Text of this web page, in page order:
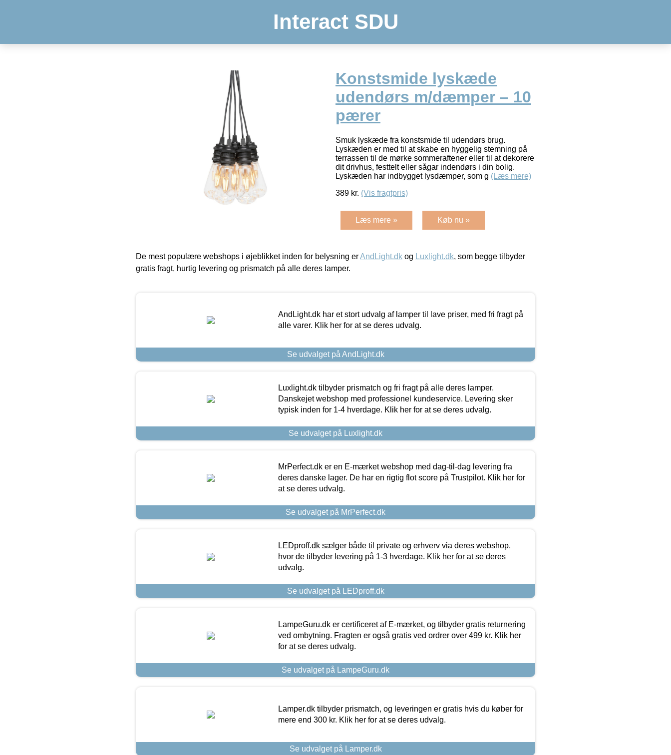
Interact SDU
Konstsmide lyskæde
udendørs m/dæmper – 10
pærer
Smuk lyskæde fra konstsmide til udendørs brug.
Lyskæden er med til at skabe en hyggelig stemning på
terrassen til de mørke sommeraftener eller til at dekorere
dit drivhus, festtelt eller sågar indendørs i din bolig.
Lyskæden har indbygget lysdæmper, som g (Læs mere)
389 kr. (Vis fragtpris)
Læs mere » Køb nu »
De mest populære webshops i øjeblikket inden for belysning erAndLight.dk og Luxlight.dk, som begge tilbyder
gratis fragt, hurtig levering og prismatch på alle deres lamper.
AndLight.dk har et stort udvalg af lamper til lave priser, med fri fragt på
alle varer. Klik her for at se deres udvalg.
Se udvalget på AndLight.dk
Luxlight.dk tilbyder prismatch og fri fragt på alle deres lamper.
Danskejet webshop med professionel kundeservice. Levering sker
typisk inden for 1-4 hverdage. Klik her for at se deres udvalg.
Se udvalget på Luxlight.dk
MrPerfect.dk er en E-mærket webshop med dag-til-dag levering fra
deres danske lager. De har en rigtig flot score på Trustpilot. Klik her for
at se deres udvalg.
Se udvalget på MrPerfect.dk
LEDproff.dk sælger både til private og erhverv via deres webshop,
hvor de tilbyder levering på 1-3 hverdage. Klik her for at se deres
udvalg.
Se udvalget på LEDproff.dk
LampeGuru.dk er certificeret af E-mærket, og tilbyder gratis returnering
ved ombytning. Fragten er også gratis ved ordrer over 499 kr. Klik her
for at se deres udvalg.
Se udvalget på LampeGuru.dk
Lamper.dk tilbyder prismatch, og leveringen er gratis hvis du køber for
mere end 300 kr. Klik her for at se deres udvalg.
Se udvalget på Lamper.dk